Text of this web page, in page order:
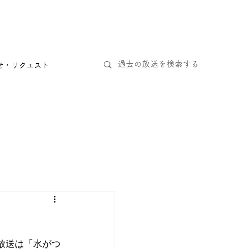
・リクエスト
送は「水がつ